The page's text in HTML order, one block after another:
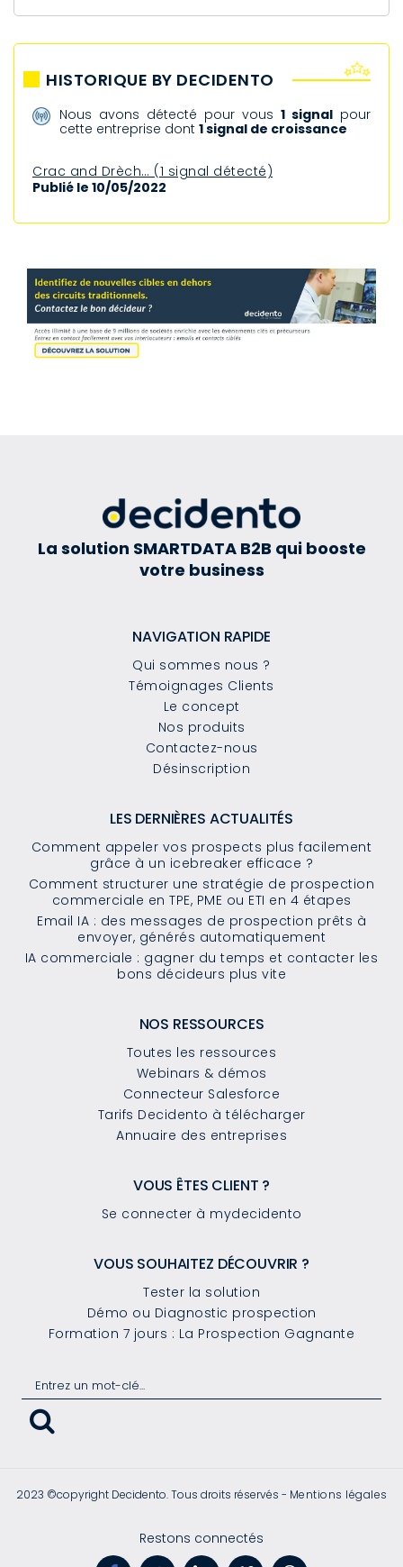
HISTORIQUE BY DECIDENTO
Nous avons détecté pour vous 1 signal pour
cette entreprise dont 1 signal de croissance
Crac and Drèch… (1 signal détecté)
Publié le 10/05/2022
La solution SMARTDATA B2B qui booste
votre business
NAVIGATION RAPIDE
Qui sommes nous ?
Témoignages Clients
Le concept
Nos produits
Contactez-nous
Désinscription
LES DERNIÈRES ACTUALITÉS
Comment appeler vos prospects plus facilement
grâce à un icebreaker efficace ?
Comment structurer une stratégie de prospection
commerciale en TPE, PME ou ETI en 4 étapes
Email IA : des messages de prospection prêts à
envoyer, générés automatiquement
IA commerciale : gagner du temps et contacter les
bons décideurs plus vite
NOS RESSOURCES
Toutes les ressources
Webinars & démos
Connecteur Salesforce
Tarifs Decidento à télécharger
Annuaire des entreprises
VOUS ÊTES CLIENT ?
Se connecter à mydecidento
VOUS SOUHAITEZ DÉCOUVRIR ?
Tester la solution
Démo ou Diagnostic prospection
Formation 7 jours : La Prospection Gagnante
2023 ©copyright Decidento. Tous droits réservés - Mentions légales
Restons connectés